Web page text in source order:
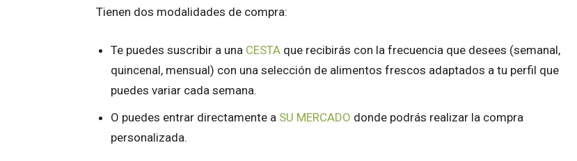
Tienen dos modalidades de compra:
Te puedes suscribir a una CESTA que recibirás con la frecuencia que desees (semanal,
quincenal, mensual) con una selección de alimentos frescos adaptados a tu perfil que
puedes variar cada semana.
O puedes entrar directamente a SU MERCADO donde podrás realizar la compra
personalizada.